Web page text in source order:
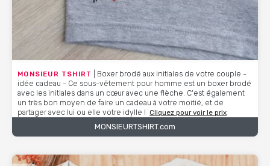
MONSIEUR TSHIRT
| Boxer brodé aux initiales de votre couple -
idée cadeau - Ce sous-vêtement pour homme est un boxer brodé
avec les initiales dans un cœur avec une flèche. C'est également
un très bon moyen de faire un cadeau à votre moitié, et de
partager avec lui ou elle votre idylle ! Cliquez pour voir le prix
MONSIEURTSHIRT.com